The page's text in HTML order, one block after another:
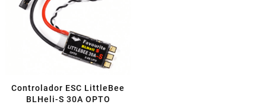
Controlador ESC LittleBee
BLHeli-S 30A OPTO